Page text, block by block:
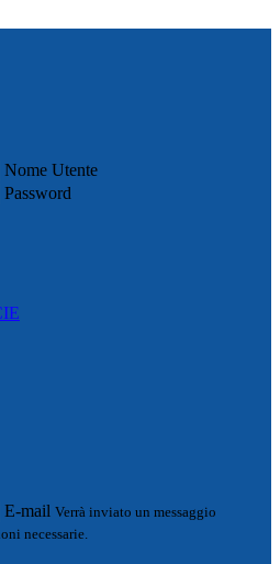
Nome Utente
Password
E-mail Verrà inviato un messaggio
necessarie.